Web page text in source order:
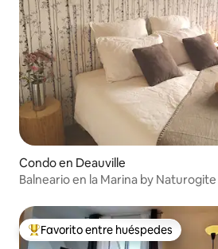
Condo en Deauville
Balneario en la Marina by
Favorito entre huéspedes preferido
Favorito entre huéspedes